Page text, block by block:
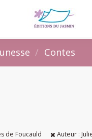
Contes
de Foucauld
Auteur :